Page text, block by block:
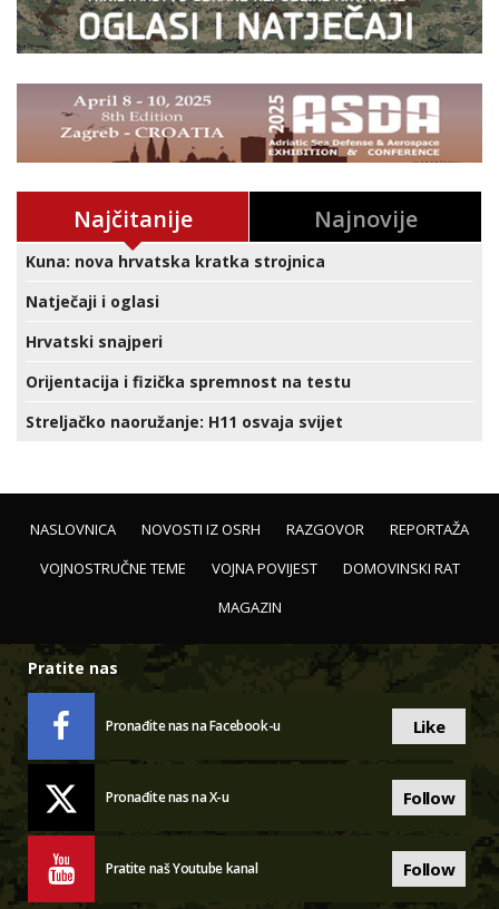
Najčitanije Najnovije
Kuna: nova hrvatska kratka strojnica
Natječaji i oglasi
Hrvatski snajperi
Orijentacija i fizička spremnost na testu
Streljačko naoružanje: H11 osvaja svijet
NASLOVNICA NOVOSTI IZ OSRH RAZGOVOR
REPORTAŽA
VOJNOSTRUČNE TEME
VOJNA POVIJEST
DOMOVINSKI RAT
MAGAZIN
Pratite nas
Pronađite nas na Facebook-u Like
Pronađite nas na X-u Follow
Pratite naš Youtube kanal Follow